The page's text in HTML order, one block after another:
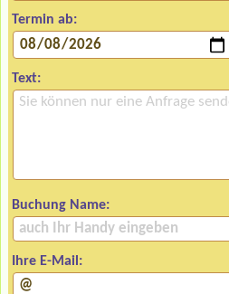
Termin ab:
Text:
Buchung Name:
Ihre E-Mail: